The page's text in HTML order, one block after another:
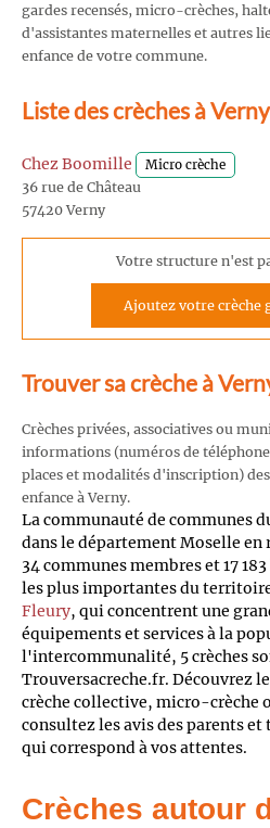
gardes recensés, micro-crèches,
d'assistantes maternelles et autres
enfance de votre commune.
Liste des crèches à
Chez Boomille Micro crèche
36 rue de Château
57420 Verny
Votre structure n'est
Ajoutez votre crèche
Trouver sa crèche à
Crèches privées, associatives ou
informations (numéros de
places et modalités d'inscription)
enfance à Verny.
La communauté de communes
dans le département Moselle en
34 communes membres et 17
les plus importantes du
Fleury, qui concentrent une
équipements et services à la
l'intercommunalité, 5 crèches
Trouversacreche.fr. Découvrez
crèche collective, micro-crèche
consultez les avis des parents
qui correspond à vos attentes.
Crèches autour